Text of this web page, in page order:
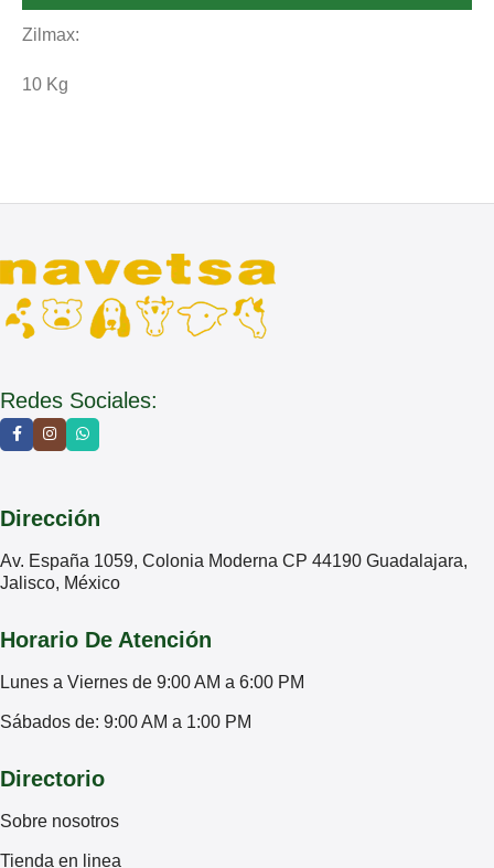
Zilmax:
10 Kg
Redes Sociales:
Dirección
Av. España 1059, Colonia Moderna CP 44190 Guadalajara,
Jalisco, México
Horario De Atención
Lunes a Viernes de 9:00 AM a 6:00 PM
Sábados de: 9:00 AM a 1:00 PM
Directorio
Sobre nosotros
Tienda en linea